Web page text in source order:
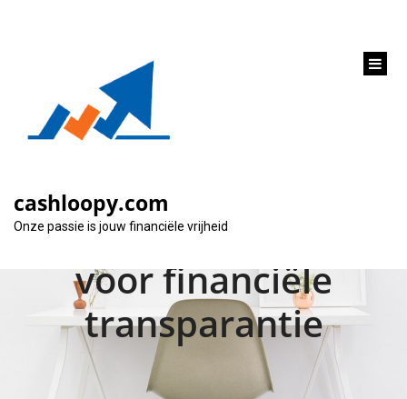
cashloopy.com
Onze passie is jouw financiële vrijheid
Alles wat je moet
weten over lening
berekening: Een gids
voor financiële
transparantie